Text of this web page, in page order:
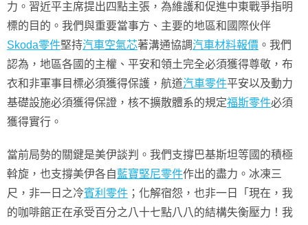
力。習近平主席提出四點主張，為維護和促進中東戰爭指明
標的目的。我們與重要當事方、主要的地區和國際伙伴
Skoda零件堅持汽車空氣芯著溝通協調汽車材料報價 。我們
認為，地區各國的主權、平安和領土完全必須獲得尊敬，布
衣和非軍事目標必須獲得保護，航道汽車零件平安以及動力
基礎設施必須獲得保證，核不擴散體系的規定福斯零件必須
獲得實行。
當前局勢的關鍵是美伊談判。我們支撐巴基斯坦等國的積極
斡旋，也支撐美伊各自藍寶堅尼零件作出的盡力。冰凍三
尺，非一日之冷賓利零件 ；化解宿怨，也非一日「現在，我
的咖啡館正在承受百分之八十七點八八的結構失衡壓力！我